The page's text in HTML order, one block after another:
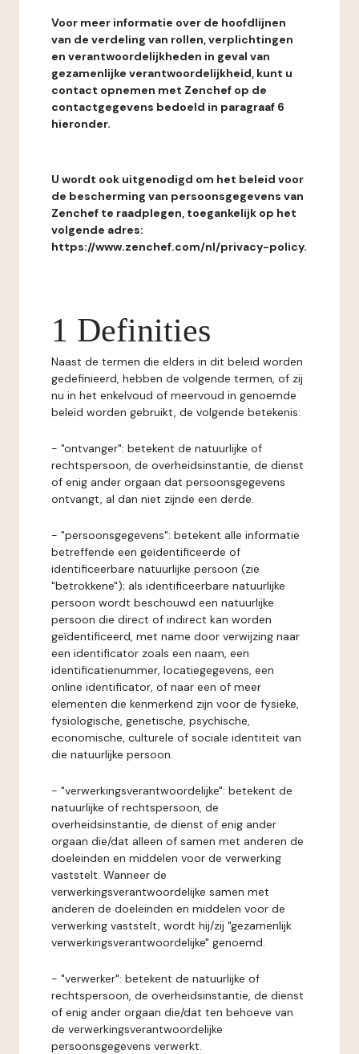
Voor meer informatie over de hoofdlijnen
van de verdeling van rollen, verplichtingen
en verantwoordelijkheden in geval van
gezamenlijke verantwoordelijkheid, kunt u
contact opnemen met Zenchef op de
contactgegevens bedoeld in paragraaf 6
hieronder.
U wordt ook uitgenodigd om het beleid voor
de bescherming van persoonsgegevens van
Zenchef te raadplegen, toegankelijk op het
volgende adres:
https://www.zenchef.com/nl/privacy-policy.
1 Definities
Naast de termen die elders in dit beleid worden
gedefinieerd, hebben de volgende termen, of zij
nu in het enkelvoud of meervoud in genoemde
beleid worden gebruikt, de volgende betekenis:
- "ontvanger": betekent de natuurlijke of
rechtspersoon, de overheidsinstantie, de dienst
of enig ander orgaan dat persoonsgegevens
ontvangt, al dan niet zijnde een derde.
- "persoonsgegevens": betekent alle informatie
betreffende een geïdentificeerde of
identificeerbare natuurlijke persoon (zie
"betrokkene"); als identificeerbare natuurlijke
persoon wordt beschouwd een natuurlijke
persoon die direct of indirect kan worden
geïdentificeerd, met name door verwijzing naar
een identificator zoals een naam, een
identificatienummer, locatiegegevens, een
online identificator, of naar een of meer
elementen die kenmerkend zijn voor de fysieke,
fysiologische, genetische, psychische,
economische, culturele of sociale identiteit van
die natuurlijke persoon.
- "verwerkingsverantwoordelijke": betekent de
natuurlijke of rechtspersoon, de
overheidsinstantie, de dienst of enig ander
orgaan die/dat alleen of samen met anderen de
doeleinden en middelen voor de verwerking
vaststelt. Wanneer de
verwerkingsverantwoordelijke samen met
anderen de doeleinden en middelen voor de
verwerking vaststelt, wordt hij/zij "gezamenlijk
verwerkingsverantwoordelijke" genoemd.
- "verwerker": betekent de natuurlijke of
rechtspersoon, de overheidsinstantie, de dienst
of enig ander orgaan die/dat ten behoeve van
de verwerkingsverantwoordelijke
persoonsgegevens verwerkt.